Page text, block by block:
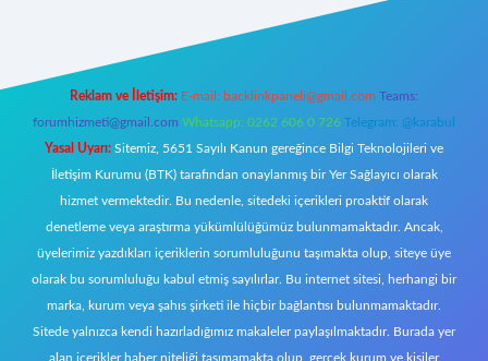
Reklam ve İletişim: E-mail: backlinkpaneli@gmail.com Teams:
forumhizmeti@gmail.com Whatsapp: 0262 606 0 726 Telegram: @karabul
Yasal Uyarı: Sitemiz, 5651 Sayılı Kanun gereğince Bilgi Teknolojileri ve
İletişim Kurumu (BTK) tarafından onaylanmış bir Yer Sağlayıcı olarak
hizmet vermektedir. Bu nedenle, sitedeki içerikleri proaktif olarak
denetleme veya araştırma yükümlülüğümüz bulunmamaktadır. Ancak,
üyelerimiz yazdıkları içeriklerin sorumluluğunu taşımakta olup, siteye üye
olarak bu sorumluluğu kabul etmiş sayılırlar. Bu internet sitesi, herhangi bir
marka, kurum veya şahıs şirketi ile hiçbir bağlantısı bulunmamaktadır.
Sitede yalnızca kendi hazırladığımız makaleler paylaşılmaktadır. Burada yer
alan içerikler haber niteliği taşımamakta olup, gerçek kurum ve kişiler